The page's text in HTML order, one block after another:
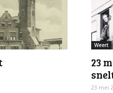
Weert
23
23 mei